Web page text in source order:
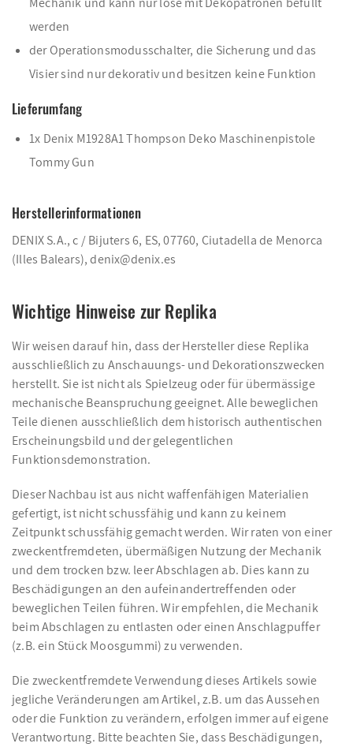
werden
der Operationsmodusschalter, die Sicherung und das
Visier sind nur dekorativ und besitzen keine Funktion
Lieferumfang
1x Denix M1928A1 Thompson Deko Maschinenpistole
Tommy Gun
Herstellerinformationen
DENIX S.A., c / Bijuters 6, ES, 07760, Ciutadella de Menorca
(Illes Balears), denix@denix.es
Wichtige Hinweise zur Replika
Wir weisen darauf hin, dass der Hersteller diese Replika
ausschließlich zu Anschauungs- und Dekorationszwecken
herstellt. Sie ist nicht als Spielzeug oder für übermässige
mechanische Beanspruchung geeignet. Alle beweglichen
Teile dienen ausschließlich dem historisch authentischen
Erscheinungsbild und der gelegentlichen
Funktionsdemonstration.
Dieser Nachbau ist aus nicht waffenfähigen Materialien
gefertigt, ist nicht schussfähig und kann zu keinem
Zeitpunkt schussfähig gemacht werden. Wir raten von einer
zweckentfremdeten, übermäßigen Nutzung der Mechanik
und dem trocken bzw. leer Abschlagen ab. Dies kann zu
Beschädigungen an den aufeinandertreffenden oder
beweglichen Teilen führen. Wir empfehlen, die Mechanik
beim Abschlagen zu entlasten oder einen Anschlagpuffer
(z.B. ein Stück Moosgummi) zu verwenden.
Die zweckentfremdete Verwendung dieses Artikels sowie
jegliche Veränderungen am Artikel, z.B. um das Aussehen
oder die Funktion zu verändern, erfolgen immer auf eigene
Verantwortung. Bitte beachten Sie, dass Beschädigungen,